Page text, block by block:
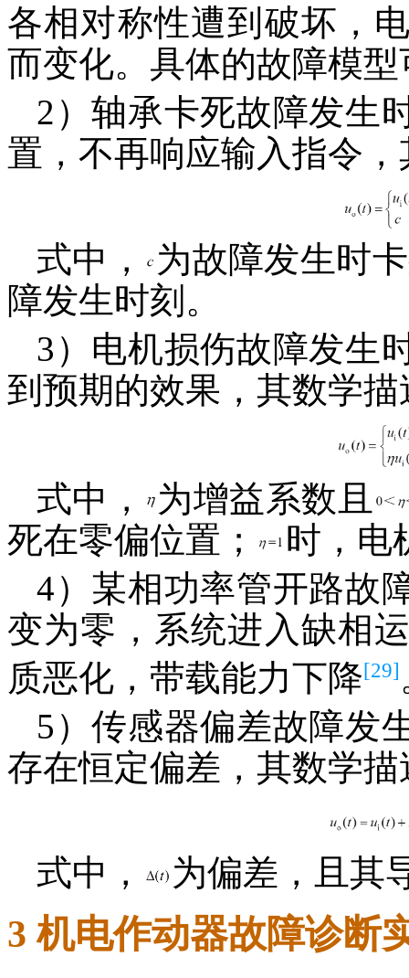
各相对称性遭到破坏，
而变化。具体的故障模
2）轴承卡死故障发生
置，不再响应输入指令
式中，
为故障发生时
障发生时刻。
3）电机损伤故障发生
到预期的效果，其数学描
式中，
为增益系数且
死在零偏位置；
时，电
4）某相功率管开路故
变为零，系统进入缺相
质恶化，带载能力下降[29]
5）传感器偏差故障发
存在恒定偏差，其数学描
式中， 为偏差，且其
3 机电作动器故障诊断